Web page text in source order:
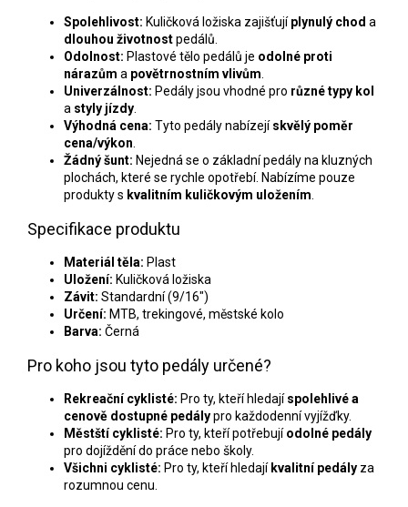
Spolehlivost: Kuličková ložiska zajišťujíplynulý chod a
dlouhou životnostpedálů.
Odolnost: Plastové tělo pedálů je odolné proti
nárazům a povětrnostním vlivům
Univerzálnost: Pedály jsou vhodné pro různé typy kol
a styly jízdy
Výhodná cena: Tyto pedály nabízejískvělý poměr
cena/výkon
Žádný šunt: Nejedná se o základní pedály na kluzných
plochách, které se rychle opotřebí. Nabízíme pouze
produkty s kvalitním kuličkovým uložením
Specifikace produktu
Materiál těla: Plast
Uložení: Kuličková ložiska
Závit: Standardní (9/16")
Určení: MTB, trekingové, městské kolo
Barva: Černá
Pro koho jsou tyto pedály určené?
Rekreační cyklisté: Pro ty, kteří hledajíspolehlivé a
cenově dostupné pedálypro každodenní vyjížďky.
Městští cyklisté: Pro ty, kteří potřebujíodolné pedály
pro dojíždění do práce nebo školy.
Všichni cyklisté: Pro ty, kteří hledají kvalitní pedály za
rozumnou cenu.